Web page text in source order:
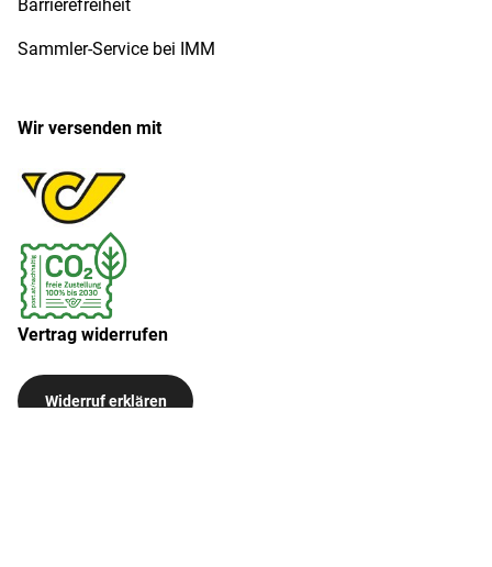
Barrierefreiheit
Sammler-Service bei IMM
Wir versenden mit
Vertrag widerrufen
Widerruf erklären